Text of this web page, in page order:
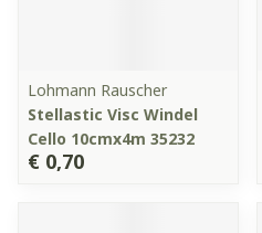
Lohmann Rauscher
Stellastic Visc Windel
Cello 10cmx4m 35232
€ 0,70